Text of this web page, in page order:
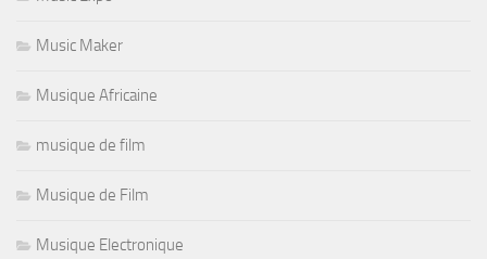
Music Maker
Musique Africaine
musique de film
Musique de Film
Musique Electronique